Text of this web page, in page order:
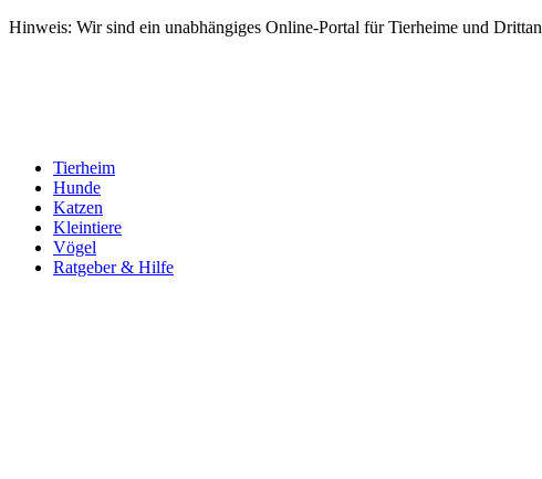
Hinweis: Wir sind ein unabhängiges Online-Portal für Tierheime und
Tierheim
Hunde
Katzen
Kleintiere
Vögel
Ratgeber & Hilfe